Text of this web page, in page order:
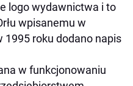
logo wydawnictwa i to
wpisanemu w
1995 roku dodano napis
w funkcjonowaniu